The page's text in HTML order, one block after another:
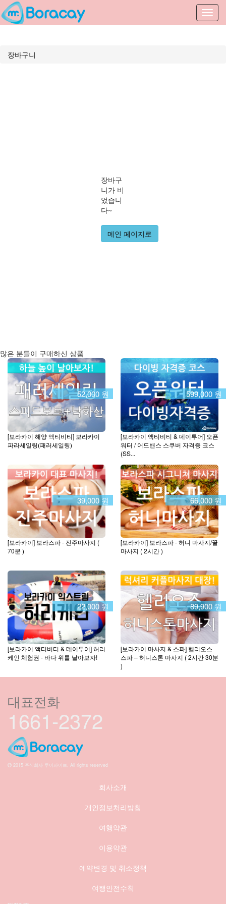
장바구니
장바구
니가 비
었습니
다~
메인 페이지로
많은 분들이 구매하신 상품
52,000 원
[보라카이 해양 액티비티] 보라카이
파라세일링(패러세일링)
599,000 원
[보라카이 액티비티 & 데이투어] 오픈
워터 / 어드밴스 스쿠버 자격증 코스
(SS...
39,000 원
[보라카이] 보라스파 - 진주마사지 (
70분 )
66,000 원
[보라카이] 보라스파 - 허니 마사지/꿀
마사지 ( 2시간 )
22,000 원
[보라카이 액티비티 & 데이투어] 허리
케인 체험권 - 바다 위를 날아보자!
89,900 원
[보라카이 마사지 & 스파] 헬리오스
스파 – 허니스톤 마사지 ( 2시간 30분
)
대표전화
1661-2372
2015 주식회사 투어파이브, All rights reserved
회사소개
개인정보처리방침
여행약관
이용약관
예약변경 및 취소정책
여행안전수칙